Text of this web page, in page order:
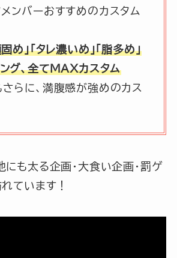
ンバーおすすめのカスタム
め」「タレ濃いめ」「脂多め」
グ、全てMAXカスタム
らに、満腹感が強めのカス
にも太る企画・大食い企画・罰ゲ
ています！